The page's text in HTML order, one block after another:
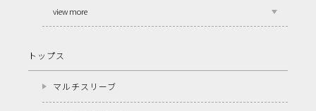
view more
トップス
マルチスリーブ